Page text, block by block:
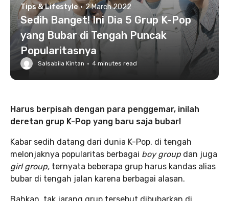
Tips & Lifestyle · 2 March 2022
Sedih Banget! Ini Dia 5 Grup K-Pop
yang Bubar di Tengah Puncak
Popularitasnya
Salsabila Kintan · 4 minutes read
Harus berpisah dengan para penggemar, inilah
deretan grup K-Pop yang baru saja bubar!
Kabar sedih datang dari dunia K-Pop, di tengah
melonjaknya popularitas berbagai boy group dan juga
girl group, ternyata beberapa grup harus kandas alias
bubar di tengah jalan karena berbagai alasan.